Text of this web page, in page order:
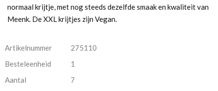
normaal krijtje, met nog steeds dezelfde smaak en kwaliteit van
Meenk. De XXL krijtjes zijn Vegan.
Artikelnummer
275110
Besteleenheid
1
Aantal
7